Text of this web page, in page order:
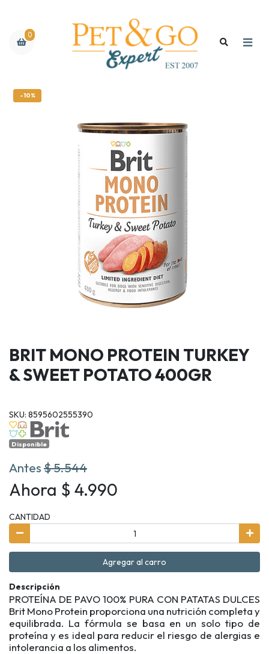
0
-10%
BRIT MONO PROTEIN TURKEY
& SWEET POTATO 400GR
SKU: 8595602555390
Disponible
Antes$ 5.544
Ahora $ 4.990
CANTIDAD
Agregar al carro
Descripción
PROTEÍNA DE PAVO 100% PURA CON PATATAS DULCES
Brit Mono Protein proporciona una nutrición completa y
equilibrada. La fórmula se basa en un solo tipo de
proteína y es ideal para reducir el riesgo de alergias e
intolerancia a los alimentos.